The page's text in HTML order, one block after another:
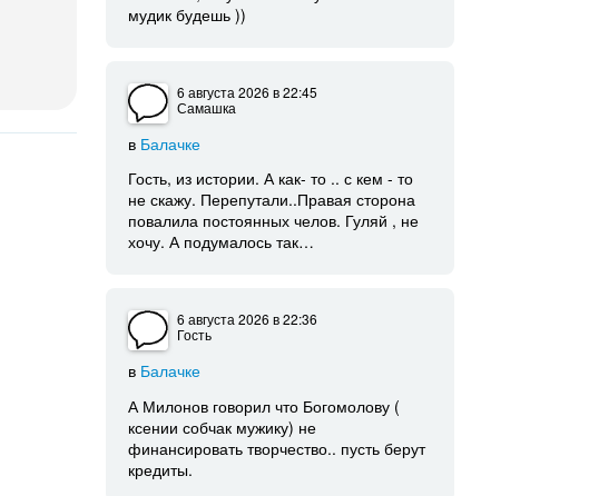
мудик будешь ))
6 августа 2026в 22:45
Самашка
в Балачке
Гость, из истории. А как- то .. с кем - то
не скажу. Перепутали..Правая сторона
повалила постоянных челов. Гуляй , не
хочу. А подумалось так…
6 августа 2026в 22:36
Гость
в Балачке
А Милонов говорил что Богомолову (
ксении собчак мужику) не
финансировать творчество.. пусть берут
кредиты.